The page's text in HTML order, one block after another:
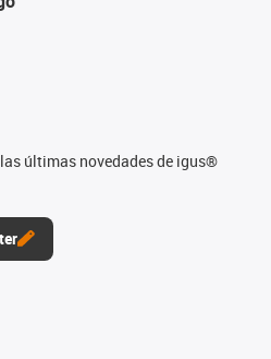
últimas novedades de igus®